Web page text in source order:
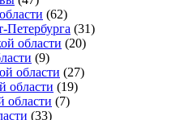
(62)
Петербурга (31)
области (20)
(9)
области (27)
области (19)
области (7)
(33)